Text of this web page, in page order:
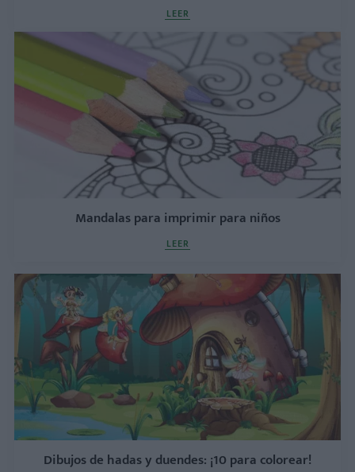
LEER
Mandalas para imprimir para niños
LEER
Dibujos de hadas y duendes: ¡10 para colorear!